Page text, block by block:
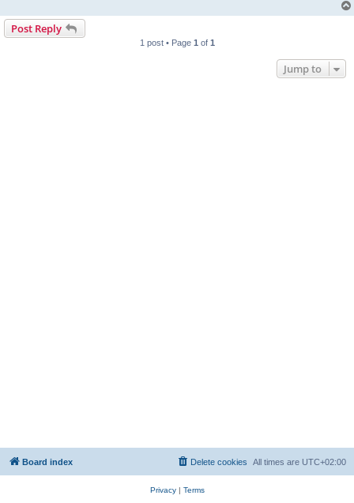
Post Reply
1 post • Page 1 of 1
Jump to
Board index All times are UTC+02:00
Delete cookies
Privacy| Terms